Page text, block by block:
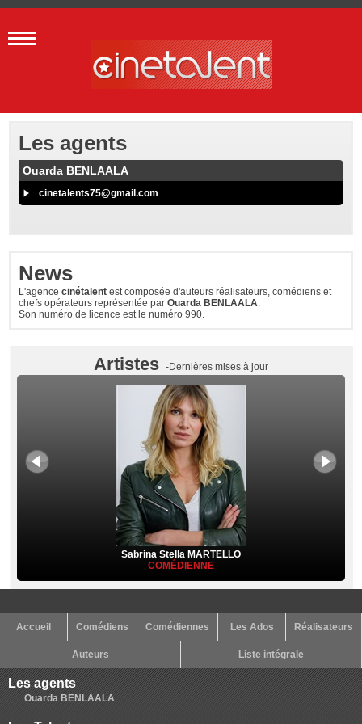
News
L'agencecinétalent est composée d'auteurs réalisateurs, comédiens et
chefs opérateurs représentée parOuarda BENLAALA.
Son numéro de licence est le numéro 990.
Les agents
Ouarda BENLAALA
cinetalents75@gmail.com
Artistes -Dernières mises à jour
Sabrina Stella MARTELLO
COMÉDIENNE
Accueil Comédiens Comédiennes Les Ados Réalisateurs
Auteurs Liste intégrale
Les agents
Ouarda BENLAALA